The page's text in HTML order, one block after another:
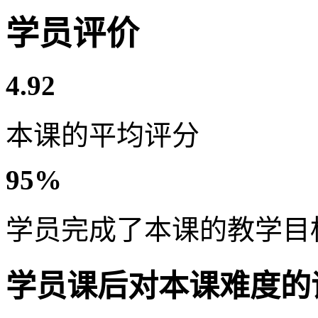
学员评价
4.92
本课的平均评分
95%
学员完成了本课的教学目
学员课后对本课难度